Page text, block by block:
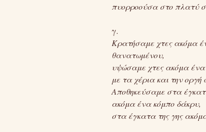
πυορροούσα στο πλατύ
γ.
Κρατήσαμε χτες ακόμα
θανατωμένου,
υψώσαμε χτες ακόμα
με τα χέρια και την οργή
Αποθηκεύσαμε στα
ακόμα ένα κόμπο δάκρυ,
στα έγκατα της γης